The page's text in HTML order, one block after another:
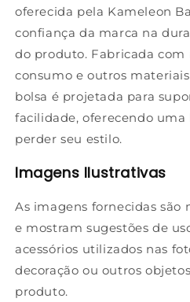
oferecida pela Kameleon
confiança da marca na
do produto. Fabricada com
consumo e outros
bolsa é projetada para
facilidade, oferecendo
perder seu estilo.
Imagens Ilustrativas
As imagens fornecidas são
e mostram sugestões de
acessórios utilizados nas
decoração ou outros
produto.